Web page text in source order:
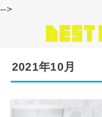
-->
2021年10月